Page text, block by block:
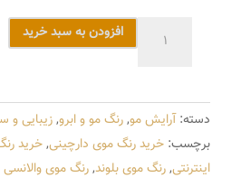
بود.
سری
دارچینی
مدل
بلوند
افزودن به سبد خرید
دسته:آرایش مو,رنگ مو و ابرو,زیبایی و
برچسب: خرید رنگ موی دارچینی,خرید
اینترنتی,رنگ موی بلوند,رنگ موی والانسی